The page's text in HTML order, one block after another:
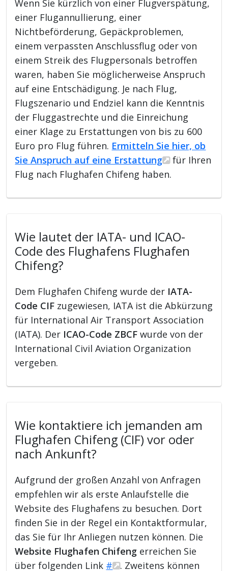
Wenn Sie kürzlich von einer Flugverspätung,
einer Flugannullierung, einer
Nichtbeförderung, Gepäckproblemen,
einem verpassten Anschlussflug oder von
einem Streik des Flugpersonals betroffen
waren, haben Sie möglicherweise Anspruch
auf eine Entschädigung. Je nach Flug,
Flugszenario und Endziel kann die Kenntnis
der Fluggastrechte und die Einreichung
einer Klage zu Erstattungen von bis zu 600
Euro pro Flug führen. Ermitteln Sie hier, ob
Sie Anspruch auf eine Erstattung
für Ihren
Flug nach Flughafen Chifeng haben.
Wie lautet der IATA- und ICAO-
Code des Flughafens Flughafen
Chifeng?
Dem Flughafen Chifeng wurde der IATA-
Code CIF zugewiesen, IATA ist die Abkürzung
für International Air Transport Association
(IATA). Der ICAO-Code ZBCF wurde von der
International Civil Aviation Organization
vergeben.
Wie kontaktiere ich jemanden am
Flughafen Chifeng (CIF) vor oder
nach Ankunft?
Aufgrund der großen Anzahl von Anfragen
empfehlen wir als erste Anlaufstelle die
Website des Flughafens zu besuchen. Dort
finden Sie in der Regel ein Kontaktformular,
das Sie für Ihr Anliegen nutzen können. Die
Website Flughafen Chifeng erreichen Sie
über folgenden Link # . Zweitens können